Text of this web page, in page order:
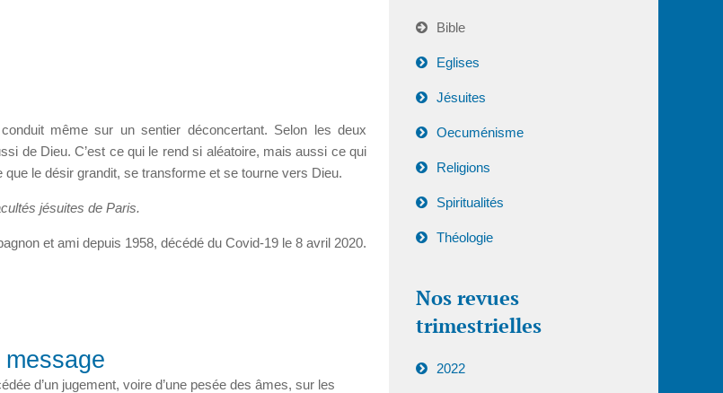
même sur un sentier déconcertant. Selon les deux
de Dieu. C’est ce qui le rend si aléatoire, mais aussi ce qui
le désir grandit, se transforme et se tourne vers Dieu.
jésuites de Paris.
et ami depuis 1958, décédé du Covid-19 le 8 avril 2020.
d’un jugement, voire d’une pesée des âmes, sur les
Bible
Eglises
Jésuites
Oecuménisme
Religions
Spiritualités
Théologie
Nos revues
trimestrielles
2022